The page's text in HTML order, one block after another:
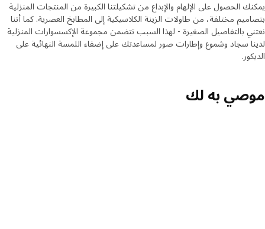
يمكنك الحصول على الإلهام والإبداع من تشكيلتنا الكبيرة من المنتجات المنزلية
بتصاميم مختلفة، من طاولات الزينة الكلاسيكية إلى المطابخ العصرية. كما أننا
نعتني بالتفاصيل الصغيرة - لهذا السبب تتضمن مجموعة الإكسسوارات المنزلية
لدينا سجاد وشموع وإطارات صور لمساعدتك على إضفاء اللمسة النهائية على
الديكور.
موصي به لك